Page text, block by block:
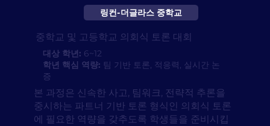
링컨-더글라스 중학교
중학교 및 고등학교 의회식 토론 대회
대상 학년: 6~12
학년 핵심 역량: 팀 기반 토론, 적응력, 실시간 논
증
본 과정은 신속한 사고, 팀워크, 전략적 추론을
중시하는 파트너 기반 토론 형식인 의회식 토론
에 필요한 역량을 갖추도록 학생들을 준비시킵